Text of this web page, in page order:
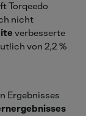
Torqeedo
nicht
verbesserte
von 2,2 %
Ergebnisses